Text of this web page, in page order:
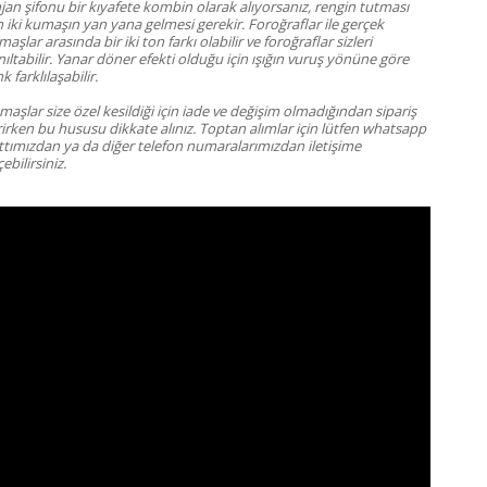
şifonu bir kıyafete kombin olarak alıyorsanız, rengin tutması
iki kumaşın yan yana gelmesi gerekir. Foroğraflar ile gerçek
arasında bir iki ton farkı olabilir ve foroğraflar sizleri
Yanar döner efekti olduğu için ışığın vuruş yönüne göre
farklılaşabilir.
size özel kesildiği için iade ve değişim olmadığından sipariş
bu hususu dikkate alınız. Toptan alımlar için lütfen whatsapp
ya da diğer telefon numaralarımızdan iletişime